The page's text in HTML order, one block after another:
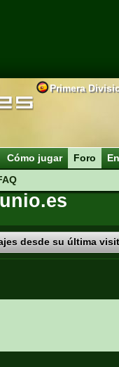
Primera
Cómo jugar
Foro
desde su última